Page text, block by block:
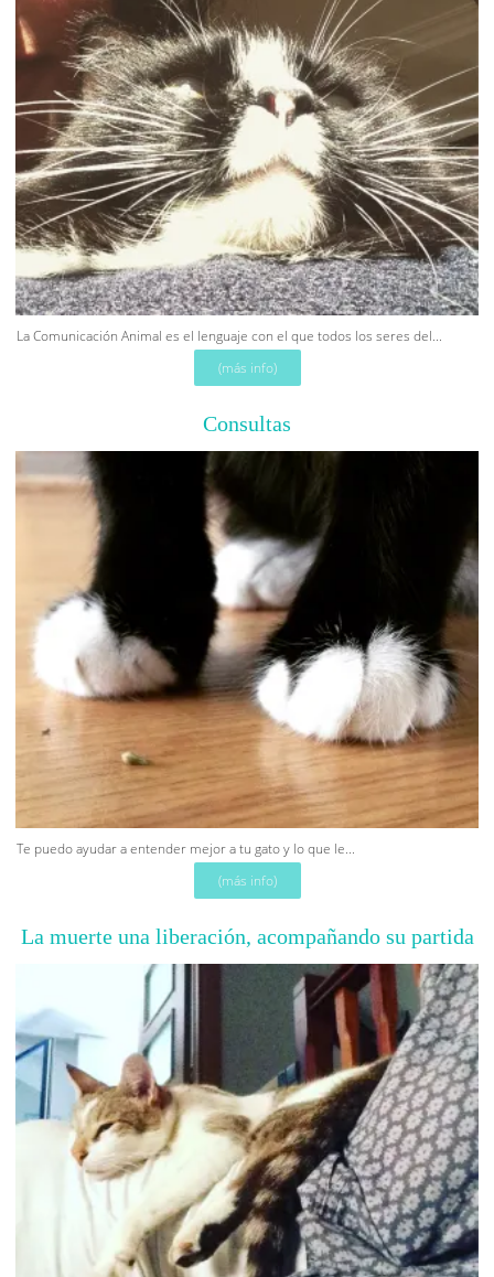
La Comunicación Animal es el lenguaje con el que todos los seres del...
(más info)
Consultas
Te puedo ayudar a entender mejor a tu gato y lo que le...
(más info)
La muerte una liberación, acompañando su partida